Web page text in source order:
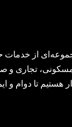
از خدمات
تجاری و
هستیم تا دوام